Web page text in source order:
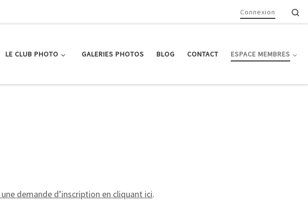
Connexion
LE CLUB PHOTO GALERIES PHOTOS BLOG CONTACT ESPACE MEMBRES
demande d’inscription en cliquant ici.